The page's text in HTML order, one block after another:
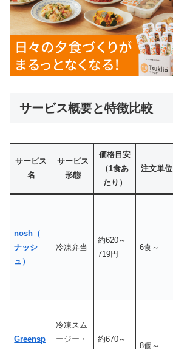
サービス概要と特徴比較
サービス
名
サービス
形態
価格目安
（1食あ
たり）
注文単位
nosh（
ナッシ
ュ）
冷凍弁当
約620～
719円
6食～
Greensp
冷凍スム
ージー・
約670～
8個～